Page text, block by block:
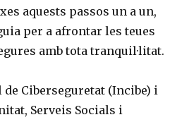
aquests passos un a un,
per a afrontar les teues
amb tota tranquil·litat.
de Ciberseguretat (Incibe) i
Serveis Socials i